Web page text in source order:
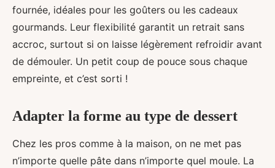
fournée, idéales pour les goûters ou les cadeaux
gourmands. Leur flexibilité garantit un retrait sans
accroc, surtout si on laisse légèrement refroidir avant
de démouler. Un petit coup de pouce sous chaque
empreinte, et c’est sorti !
Adapter la forme au type de dessert
Chez les pros comme à la maison, on ne met pas
n’importe quelle pâte dans n’importe quel moule. La